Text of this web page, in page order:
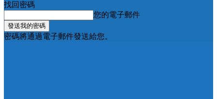
找回密碼
您的電子郵件
密碼將通過電子郵件發送給您。